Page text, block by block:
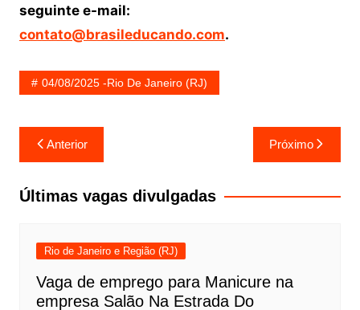
seguinte e-mail:
contato@brasileducando.com.
04/08/2025 -Rio De Janeiro (RJ)
Navegação
de
Post
Anterior Próximo
Últimas vagas divulgadas
Rio de Janeiro e Região (RJ)
Vaga de emprego para Manicure na
empresa Salão Na Estrada Do